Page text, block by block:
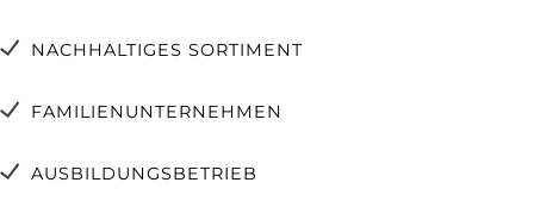
NACHHALTIGES SORTIMENT
FAMILIENUNTERNEHMEN
AUSBILDUNGSBETRIEB